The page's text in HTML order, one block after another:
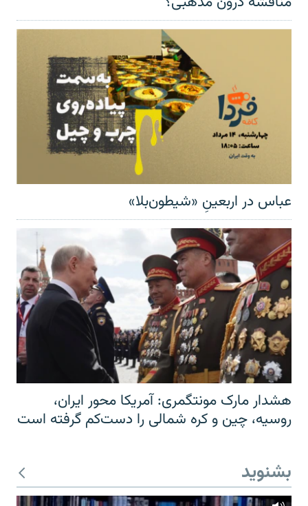
عباس در اربعینِ «شیطون‌بلا»
هشدار مارک مونتگمری: آمریکا محور ایران،
روسیه، چین و کره شمالی را دست‌کم گرفته است
بشنوید